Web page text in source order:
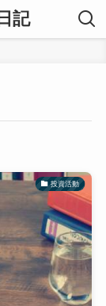
記
投資活動